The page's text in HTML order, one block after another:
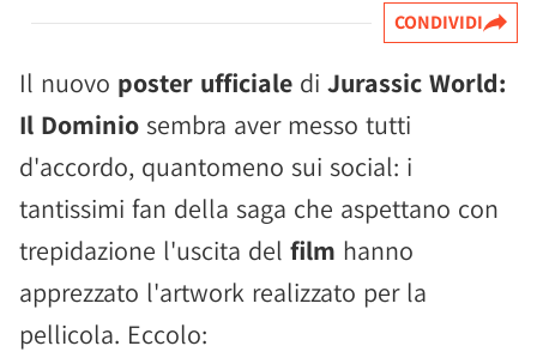
CONDIVIDI
Il nuovo poster ufficiale di Jurassic World:
Il Dominio sembra aver messo tutti
d'accordo, quantomeno sui social: i
tantissimi fan della saga che aspettano con
trepidazione l'uscita del film hanno
apprezzato l'artwork realizzato per la
pellicola. Eccolo: